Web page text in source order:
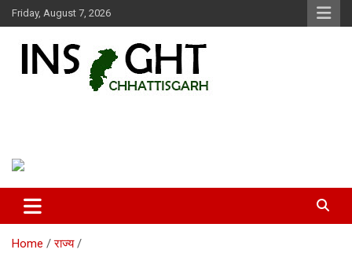
Skip
to
Friday, August 7, 2026
Home
राज्य